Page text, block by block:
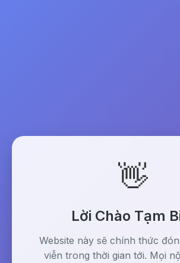
👋
Lời Chào Tạm
Website này sẽ chính thức
viễn trong thời gian tới. Mọi